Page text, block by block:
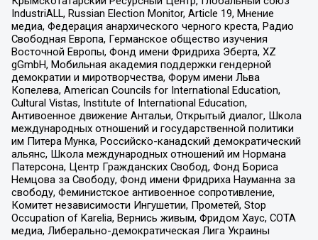
IndustriALL, Russian Election Monitor, Article 19, Мнение
медиа, Федерация анархического черного креста, Радио
Свободная Европа, Германское общество изучения
Восточной Европы, Фонд имени Фридриха Эберта, XZ
gGmbH, Мобильная академия поддержки гендерной
демократии и миротворчества, Форум имени Льва
Копелева, American Councils for International Education,
Cultural Vistas, Institute of International Education,
Антивоенное движение Антальи, Открытый диалог, Школа
международных отношений и государственной политики
им Питера Мунка, Российско-канадский демократический
альянс, Школа международных отношений им Нормана
Патерсона, Центр Гражданских Свобод, Фонд Бориса
Немцова за Свободу, Фонд имени Фридриха Науманна за
свободу, Феминистское антивоенное сопротивление,
Комитет независимости Ингушетии, Прометей, Stop
Occupation of Karelia, Вернись живым, Фридом Хаус, СОТА
медиа, Либерально-демократическая Лига Украины